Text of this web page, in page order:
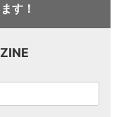
す！